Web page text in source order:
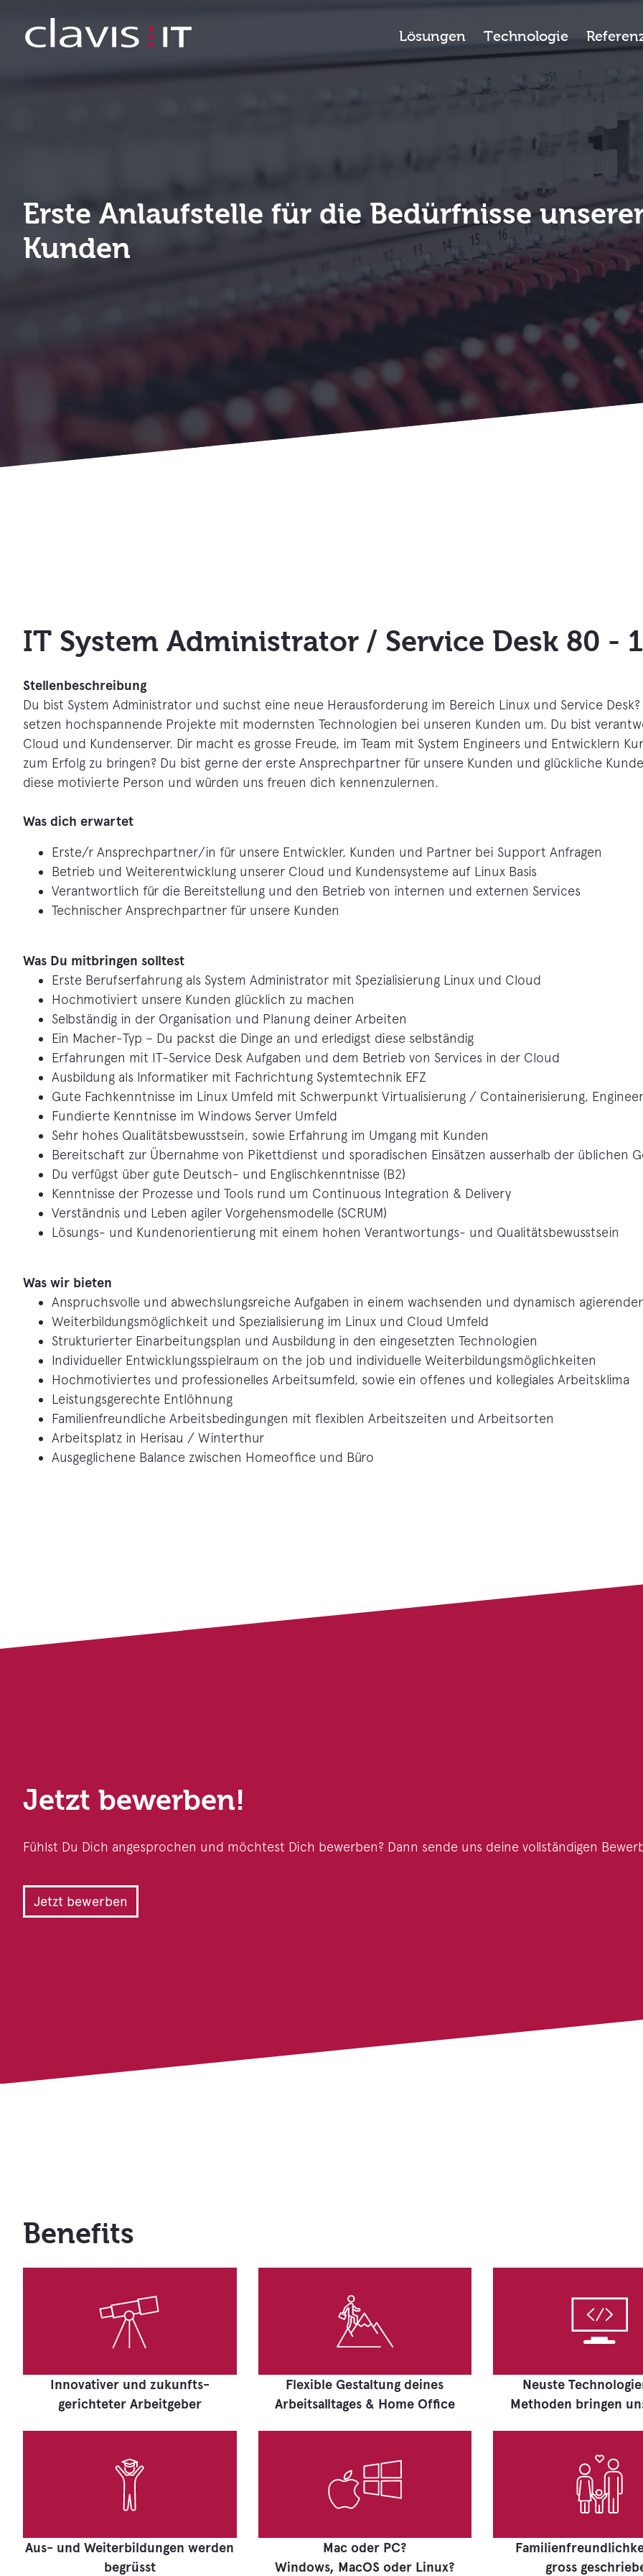
Lösungen Technologie
Erste Anlaufstelle für die Bedürfnisse
Kunden
IT System Administrator / Service Desk 80 -
Stellenbeschreibung
Du bist System Administrator und suchst eine neue Herausforderung im Bereich Linux und Service
setzen hochspannende Projekte mit modernsten Technologien bei unseren Kunden um. Du bist
Cloud und Kundenserver. Dir macht es grosse Freude, im Team mit System Engineers und Entwicklern
zum Erfolg zu bringen? Du bist gerne der erste Ansprechpartner für unsere Kunden und glückliche
diese motivierte Person und würden uns freuen dich kennenzulernen.
Was dich erwartet
Erste/r Ansprechpartner/in für unsere Entwickler, Kunden und Partner bei Support Anfragen
Betrieb und Weiterentwicklung unserer Cloud und Kundensysteme auf Linux Basis
Verantwortlich für die Bereitstellung und den Betrieb von internen und externen Services
Technischer Ansprechpartner für unsere Kunden
Was Du mitbringen solltest
Erste Berufserfahrung als System Administrator mit Spezialisierung Linux und Cloud
Hochmotiviert unsere Kunden glücklich zu machen
Selbständig in der Organisation und Planung deiner Arbeiten
Ein Macher-Typ – Du packst die Dinge an und erledigst diese selbständig
Erfahrungen mit IT-Service Desk Aufgaben und dem Betrieb von Services in der Cloud
Ausbildung als Informatiker mit Fachrichtung Systemtechnik EFZ
Gute Fachkenntnisse im Linux Umfeld mit Schwerpunkt Virtualisierung / Containerisierung,
Fundierte Kenntnisse im Windows Server Umfeld
Sehr hohes Qualitätsbewusstsein, sowie Erfahrung im Umgang mit Kunden
Bereitschaft zur Übernahme von Pikettdienst und sporadischen Einsätzen ausserhalb der üblichen
Du verfügst über gute Deutsch- und Englischkenntnisse (B2)
Kenntnisse der Prozesse und Tools rund um Continuous Integration & Delivery
Verständnis und Leben agiler Vorgehensmodelle (SCRUM)
Lösungs- und Kundenorientierung mit einem hohen Verantwortungs- und Qualitätsbewusstsein
Was wir bieten
Anspruchsvolle und abwechslungsreiche Aufgaben in einem wachsenden und dynamisch
Weiterbildungsmöglichkeit und Spezialisierung im Linux und Cloud Umfeld
Strukturierter Einarbeitungsplan und Ausbildung in den eingesetzten Technologien
Individueller Entwicklungsspielraum on the job und individuelle Weiterbildungsmöglichkeiten
Hochmotiviertes und professionelles Arbeitsumfeld, sowie ein offenes und kollegiales Arbeitsklima
Leistungsgerechte Entlöhnung
Familienfreundliche Arbeitsbedingungen mit flexiblen Arbeitszeiten und Arbeitsorten
Arbeitsplatz in Herisau / Winterthur
Ausgeglichene Balance zwischen Homeoffice und Büro
Jetzt bewerben!
Fühlst Du Dich angesprochen und möchtest Dich bewerben? Dann sende uns deine vollständigen
Jetzt bewerben
Benefits
Innovativer und zukunfts-
gerichteter Arbeitgeber
Flexible Gestaltung deines
Arbeitsalltages & Home Office
Neuste
Methoden bringen
Aus- und Weiterbildungen werden
begrüsst
Mac oder PC?
Windows, MacOS oder Linux?
gross